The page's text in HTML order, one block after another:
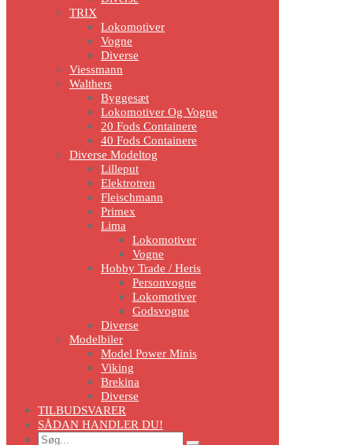
TRIX
Lokomotiver
Vogne
Diverse
Viessmann
Walthers
Byggesæt
Lokomotiver Og Vogne
20 Fods Containere
40 Fods Containere
Diverse Modeltog
Lilleput
Elektrotren
Fleischmann
Primex
Lima
Lokomotiver
Vogne
Hobby Trade / Heris
Personvogne
Lokomotiver
Godsvogne
Diverse
Modelbiler
Model Power Minis
Viking
Brekina
Diverse
TILBUDSVARER
SÅDAN HANDLER DU!
Search